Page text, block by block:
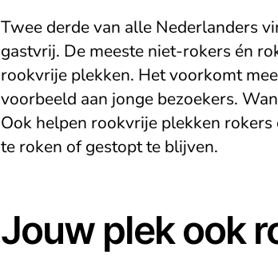
Twee derde van alle Nederlanders
gastvrij. De meeste niet-rokers én
rookvrije plekken. Het voorkomt
voorbeeld aan jonge bezoekers.
Ook helpen rookvrije plekken
te roken of gestopt te blijven.
Jouw plek ook